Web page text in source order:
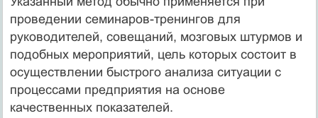
проведении семинаров-тренингов для
руководителей, совещаний, мозговых штурмов и
подобных мероприятий, цель которых состоит в
осуществлении быстрого анализа ситуации с
процессами предприятия на основе
качественных показателей.